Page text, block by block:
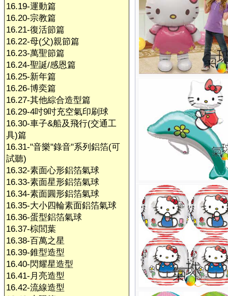
16.19-運動篇
16.20-宗教篇
16.21-復活節篇
16.22-母(父)親節篇
16.23-萬聖節篇
16.24-聖誕/感恩篇
16.25-新年篇
16.26-博奕篇
16.27-其他綜合造型篇
16.29-4吋9吋充空氣印刷球
16.30-車子&船及飛行(交通工
具)篇
16.31-"音樂"錄音"系列鋁箔(可
試聽)
16.32-素面心形鋁箔氣球
16.33-素面星形鋁箔氣球
16.34-素面圓形鋁箔氣球
16.35-大小四輪素面鋁箔氣球
16.36-蛋型鋁箔氣球
16.37-棕閭葉
16.38-百萬之星
16.39-錐型造型
16.40-閃耀星造型
16.41-月亮造型
16.42-流線造型